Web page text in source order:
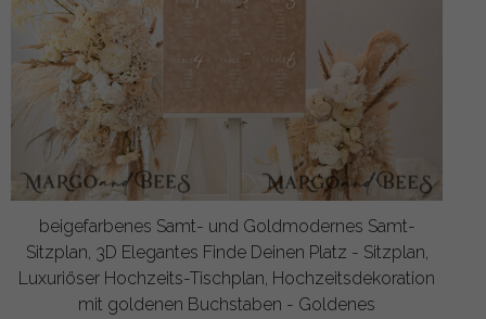
beigefarbenes Samt- und Goldmodernes Samt-
Sitzplan, 3D Elegantes Finde Deinen Platz - Sitzplan,
Luxuriöser Hochzeits-Tischplan, Hochzeitsdekoration
mit goldenen Buchstaben - Goldenes